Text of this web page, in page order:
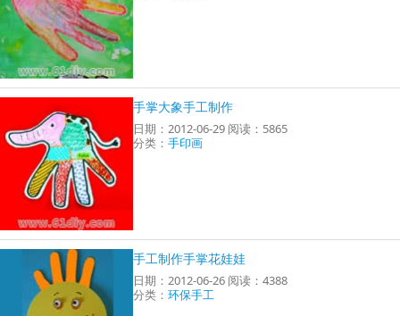
手掌大象手工制作
日期：2012-06-29 阅读：5865
分类：手印画
手工制作手掌花娃娃
日期：2012-06-26 阅读：4388
分类：环保手工